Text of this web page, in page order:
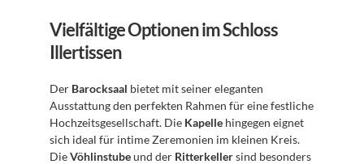
Vielfältige Optionen im Schloss
Illertissen
Der Barocksaal bietet mit seiner eleganten
Ausstattung den perfekten Rahmen für eine festliche
Hochzeitsgesellschaft. Die Kapelle hingegen eignet
sich ideal für intime Zeremonien im kleinen Kreis.
Die Vöhlinstube und der Ritterkeller sind besonders